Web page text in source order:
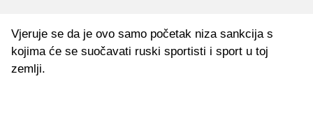
Vjeruje se da je ovo samo početak niza sankcija s
kojima će se suočavati ruski sportisti i sport u toj
zemlji.